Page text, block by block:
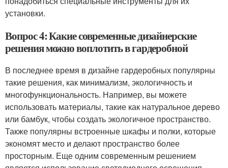
установки.
Вопрос 4: Какие современные дизайнерские
решения можно воплотить в гардеробной
В последнее время в дизайне гардеробных популярны
такие решения, как минимализм, экологичность и
многофункциональность. Например, вы можете
использовать материалы, такие как натуральное дерево
или бамбук, чтобы создать экологичное пространство.
Также популярны встроенные шкафы и полки, которые
экономят место и делают пространство более
просторным. Еще одним современным решением